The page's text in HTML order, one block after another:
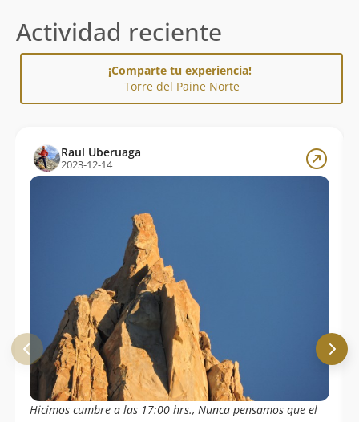
Actividad reciente
¡Comparte tu experiencia!
Torre del Paine Norte
Raul Uberuaga
2023-12-14
Hicimos cumbre a las 17:00 hrs., Nunca pensamos que el